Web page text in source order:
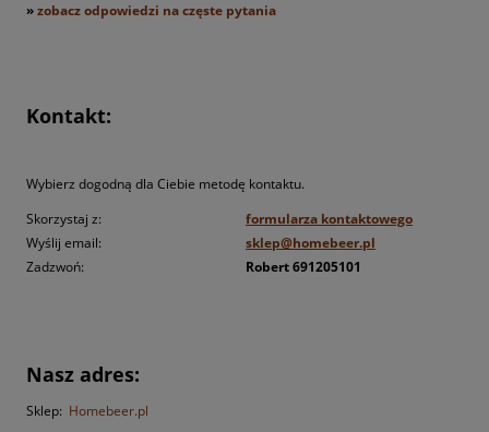
»zobacz odpowiedzi na częste pytania
Kontakt:
Wybierz dogodną dla Ciebie metodę kontaktu.
Skorzystaj z:
formularza kontaktowego
Wyślij email:
sklep@homebeer.pl
Zadzwoń:
Robert 691205101
Nasz adres:
Sklep: Homebeer.pl